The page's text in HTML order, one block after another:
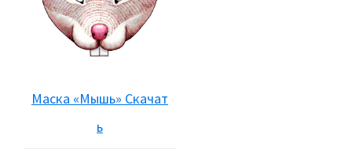
Маска «Мышь» Скачат
ь